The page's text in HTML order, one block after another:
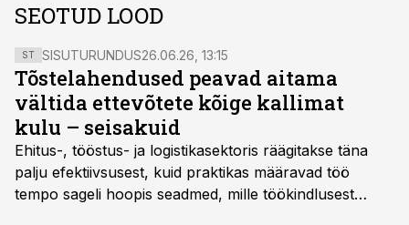
SEOTUD LOOD
ST SISUTURUNDUS26.06.26, 13:15
Tõstelahendused peavad aitama
vältida ettevõtete kõige kallimat
kulu – seisakuid
Ehitus-, tööstus- ja logistikasektoris räägitakse täna
palju efektiivsusest, kuid praktikas määravad töö
tempo sageli hoopis seadmed, mille töökindlusest